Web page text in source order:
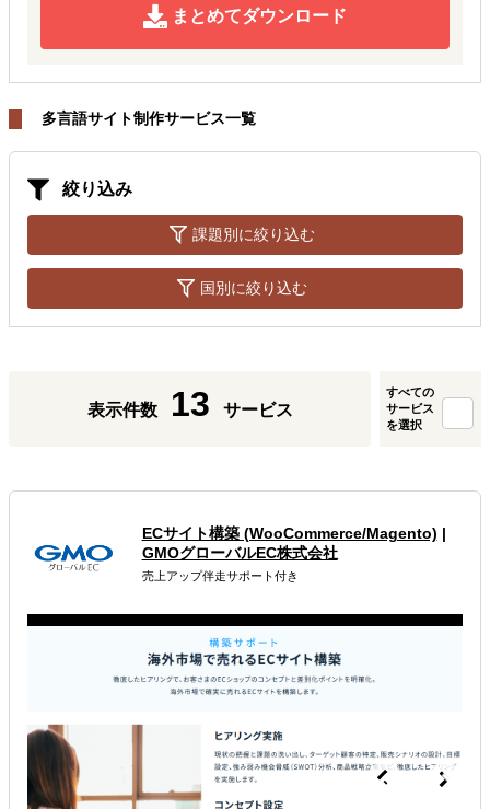
まとめてダウンロード
多言語サイト制作サービス一覧
絞り込み
課題別に絞り込む
国別に絞り込む
表示件数 13 サービス
すべての
サービス
を選択
ECサイト構築 (WooCommerce/Magento) |
GMOグローバルEC株式会社
売上アップ伴走サポート付き